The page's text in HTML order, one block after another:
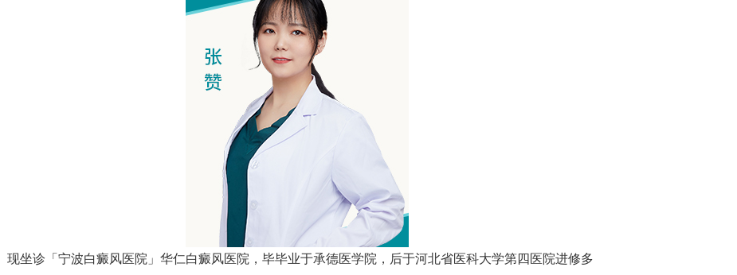
现坐诊「宁波白癜风医院」华仁白癜风医院，毕毕业于承德医学院，后于河北省医科大学第四医院进修多